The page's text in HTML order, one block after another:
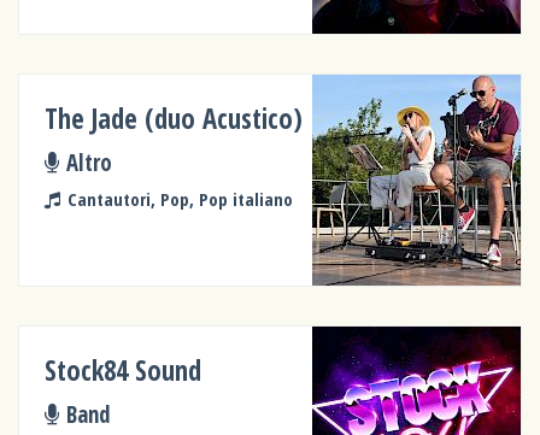
The Jade (duo Acustico)
Altro
Cantautori, Pop, Pop italiano
Stock84 Sound
Band